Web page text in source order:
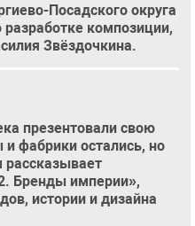
Посадского округа
композиции,
Звёздочкина.
презентовали свою
фабрики остались, но
рассказывает
Бренды империи»,
истории и дизайна